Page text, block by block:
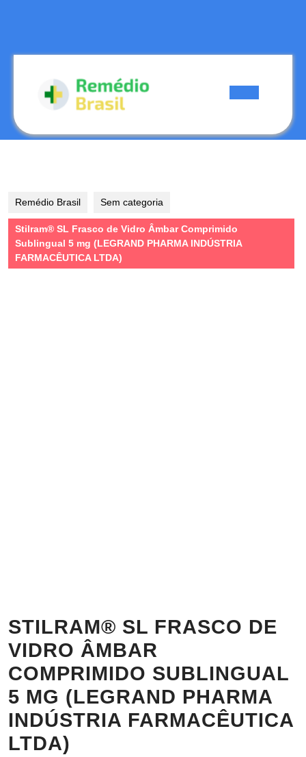
Remédio Brasil Sem categoria
Stilram® SL Frasco de Vidro Âmbar Comprimido
Sublingual 5 mg (LEGRAND PHARMA INDÚSTRIA
FARMACÊUTICA LTDA)
STILRAM® SL FRASCO DE
VIDRO ÂMBAR
COMPRIMIDO SUBLINGUAL
5 MG (LEGRAND PHARMA
INDÚSTRIA FARMACÊUTICA
LTDA)